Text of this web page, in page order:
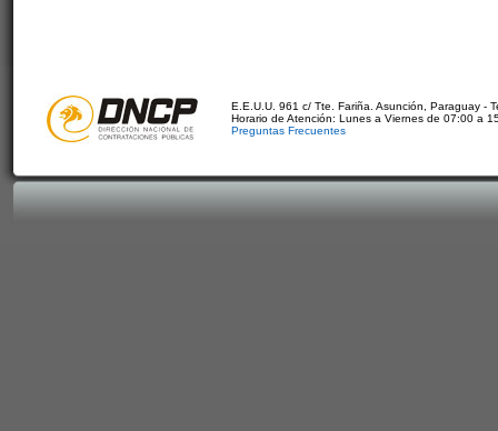
E.E.U.U. 961 c/ Tte. Fariña. Asunción, Paraguay -
Horario de Atención: Lunes a Viernes de 07:00 a
Preguntas Frecuentes